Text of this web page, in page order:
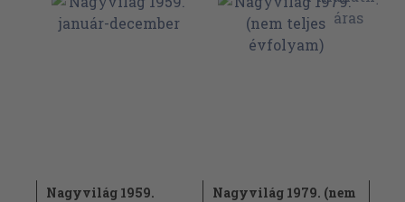
Nagyvilág 1959.
Nagyvilág 1979. (nem